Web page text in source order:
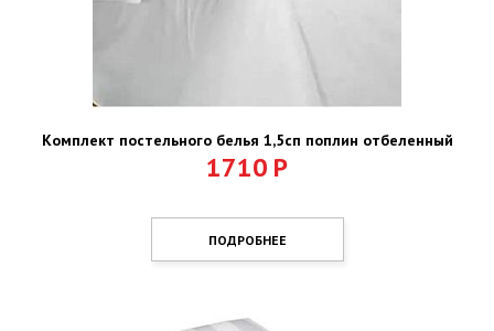
Комплект постельного белья 1,5сп поплин отбеленный
1710 Р
ПОДРОБНЕЕ